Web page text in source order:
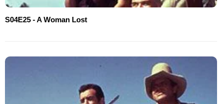
S04E25 - A Woman Lost